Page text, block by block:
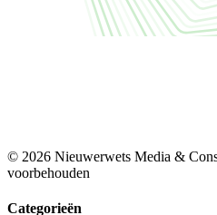
© 2026 Nieuwerwets Media &
voorbehouden
Categorieën